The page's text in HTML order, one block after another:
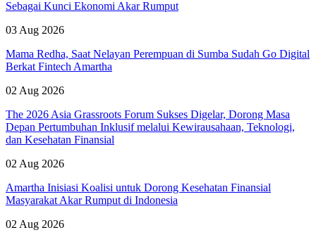
Sebagai Kunci Ekonomi Akar Rumput
03 Aug 2026
Mama Redha, Saat Nelayan Perempuan di Sumba Sudah Go Digital
Berkat Fintech Amartha
02 Aug 2026
The 2026 Asia Grassroots Forum Sukses Digelar, Dorong Masa
Depan Pertumbuhan Inklusif melalui Kewirausahaan, Teknologi,
dan Kesehatan Finansial
02 Aug 2026
Amartha Inisiasi Koalisi untuk Dorong Kesehatan Finansial
Masyarakat Akar Rumput di Indonesia
02 Aug 2026